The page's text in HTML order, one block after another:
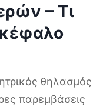
– Τι
θηλασμός
παρεμβάσεις